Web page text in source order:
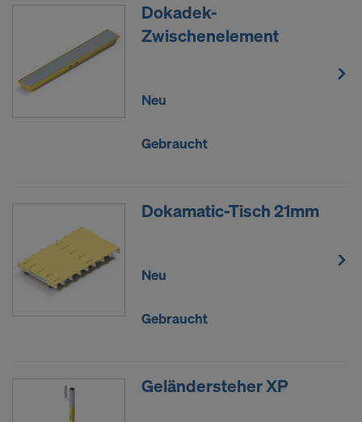
Dokadek-
Zwischenelement
Neu
Gebraucht
Dokamatic-Tisch 21mm
Neu
Gebraucht
Geländersteher XP